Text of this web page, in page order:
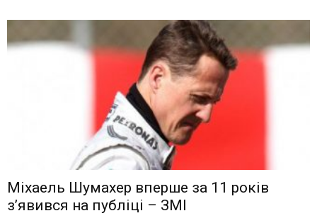
Міхаель Шумахер вперше за 11 років
з’явився на публіці – ЗМІ